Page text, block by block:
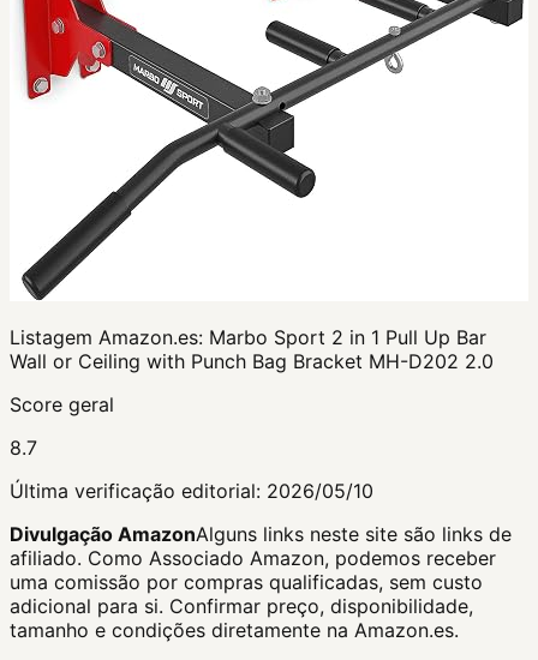
Listagem Amazon.es: Marbo Sport 2 in 1 Pull Up Bar
Wall or Ceiling with Punch Bag Bracket MH-D202 2.0
Score geral
8.7
Última verificação editorial: 2026/05/10
Divulgação AmazonAlguns links neste site são links de
afiliado. Como Associado Amazon, podemos receber
uma comissão por compras qualificadas, sem custo
adicional para si. Confirmar preço, disponibilidade,
tamanho e condições diretamente na Amazon.es.